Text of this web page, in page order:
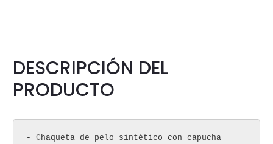
DESCRIPCIÓN DEL
PRODUCTO
- Chaqueta de pelo sintético con capucha